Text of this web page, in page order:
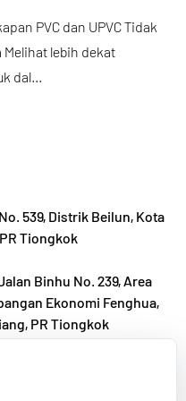
unggul melalui
dan sumber bahan
dengan strategi
kami terus
RMB 200 juta, Kaixin
Co., Ltd. telah
baru bekerja
penelitian,
PVC dan UPVC Tidak
lebih dekat
dal...
539, Distrik Beilun, Kota
Tiongkok
Binhu No. 239, Area
Ekonomi Fenghua,
PR Tiongkok